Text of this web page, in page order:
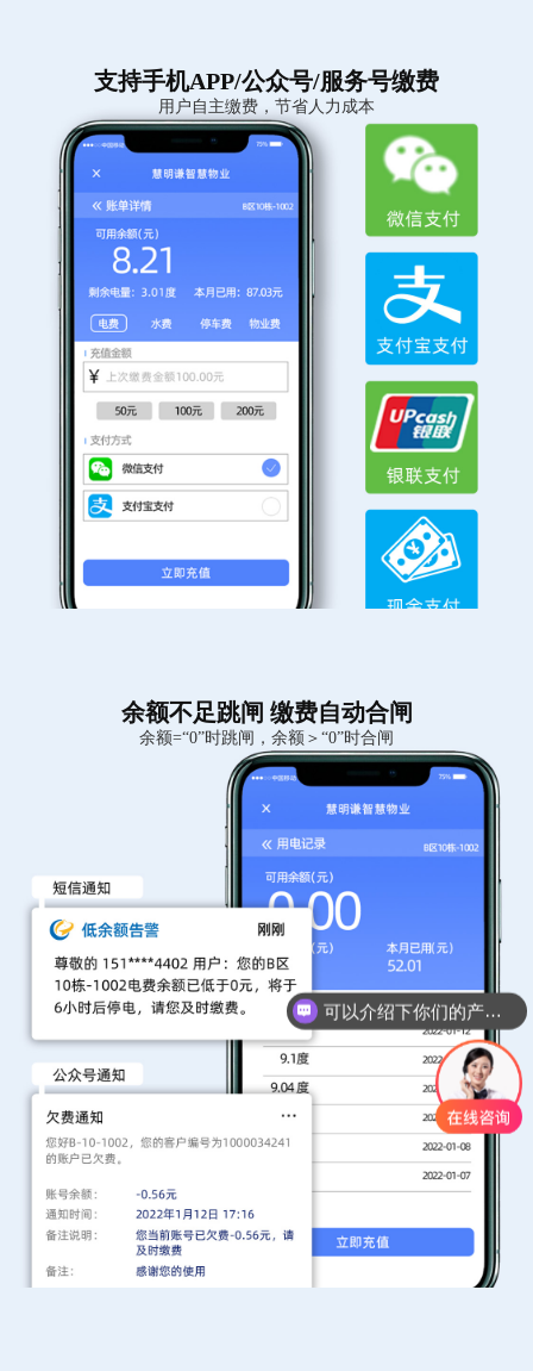
支持手机APP/公众号/服务号缴费
用户自主缴费，节省人力成本
余额不足跳闸 缴费自动合闸
余额=“0”时跳闸，余额＞“0”时合闸
可以介绍下你们的产品么
你们是怎么收费的呢？